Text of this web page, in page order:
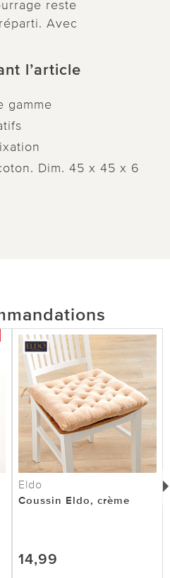
reste
Avec
l’article
gamme
Dim. 45 x 45 x 6
Eldo
Coussin Eldo, crème
14,99